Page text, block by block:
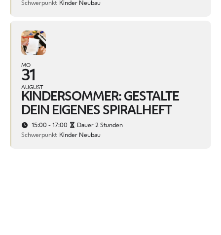
Schwerpunkt Kinder Neubau
MO
31
AUGUST
KINDERSOMMER: GESTALTE
DEIN EIGENES SPIRALHEFT
15:00 - 17:00
Dauer 2 Stunden
Schwerpunkt Kinder Neubau